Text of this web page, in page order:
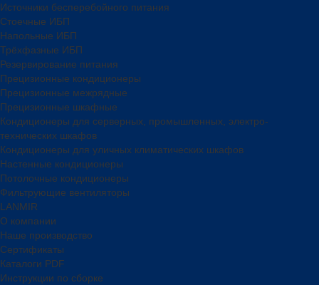
Источники бесперебойного питания
Стоечные ИБП
Напольные ИБП
Трёхфазные ИБП
Резервирование питания
Прецизионные кондиционеры
Прецизионные межрядные
Прецизионные шкафные
Кондиционеры для серверных, промышленных, электро-
технических шкафов
Кондиционеры для уличных климатических шкафов
Настенные кондиционеры
Потолочные кондиционеры
Фильтрующие вентиляторы
LANMIR
О компании
Наше производство
Сертификаты
Каталоги PDF
Инструкции по сборке